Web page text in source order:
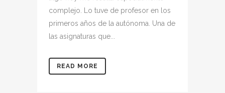
complejo. Lo tuve de profesor en los
primeros años de la autónoma. Una de
las asignaturas que...
READ MORE